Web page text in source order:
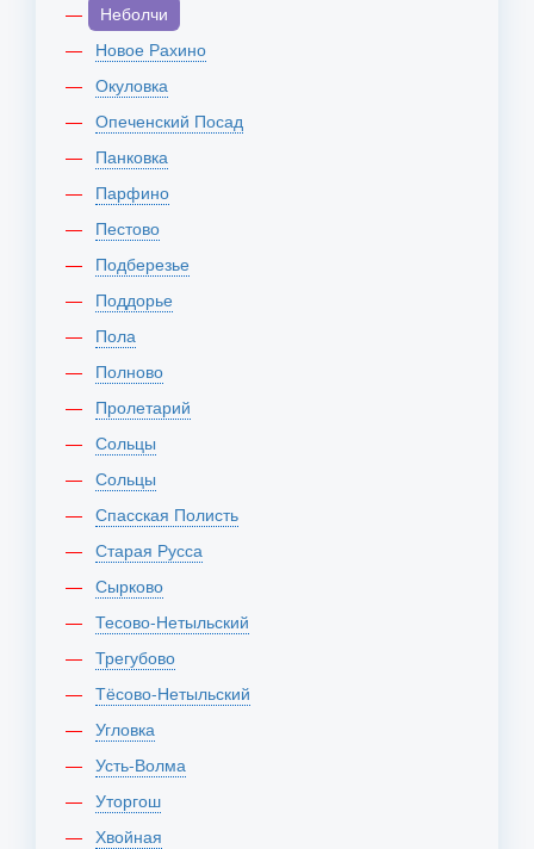
Неболчи
Новое Рахино
Окуловка
Опеченский Посад
Панковка
Парфино
Пестово
Подберезье
Поддорье
Пола
Полново
Пролетарий
Сольцы
Сольцы
Спасская Полисть
Старая Русса
Сырково
Тесово-Нетыльский
Трегубово
Тёсово-Нетыльский
Угловка
Усть-Волма
Уторгош
Хвойная